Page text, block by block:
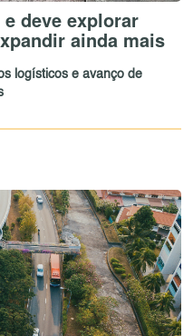
deve explorar
ainda mais
logísticos e avanço de